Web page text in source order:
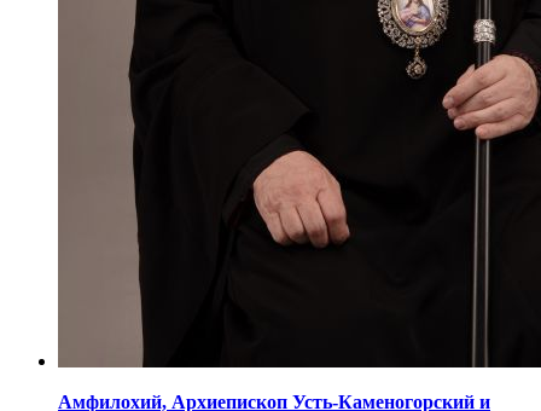
Амфилохий, Архиепископ Усть-Каменогорский и